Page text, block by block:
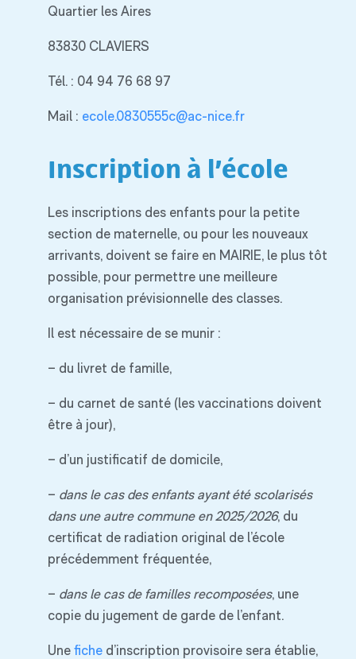
Quartier les Aires
83830 CLAVIERS
Tél. : 04 94 76 68 97
Mail : ecole.0830555c@ac-nice.fr
Inscription à l’école
Les inscriptions des enfants pour la petite
section de maternelle, ou pour les nouveaux
arrivants, doivent se faire en MAIRIE, le plus tôt
possible, pour permettre une meilleure
organisation prévisionnelle des classes.
Il est nécessaire de se munir :
– du livret de famille,
– du carnet de santé (les vaccinations doivent
être à jour),
– d’un justificatif de domicile,
– dans le cas des enfants ayant été scolarisés
dans une autre commune en 2025/2026, du
certificat de radiation original de l’école
précédemment fréquentée,
– dans le cas de familles recomposées, une
copie du jugement de garde de l’enfant.
Une fiche d’inscription provisoire sera établie,